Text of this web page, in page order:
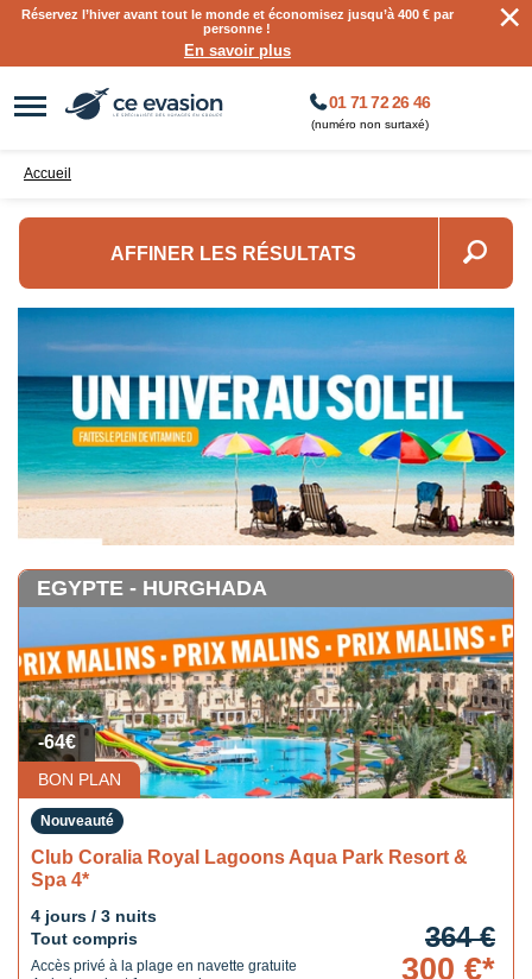
Réservez l’hiver avant tout le monde et économisez jusqu’à 400 € par
personne !
En savoir plus
×
01 71 72 26 46
(numéro non surtaxé)
Accueil
AFFINER LES RÉSULTATS
BON PLAN
-64€
EGYPTE - HURGHADA
Nouveauté
Club Coralia Royal Lagoons Aqua Park Resort &
Spa 4*
4 jours / 3 nuits
Tout compris
Accès privé à la plage en navette gratuite
364 €
300 €*